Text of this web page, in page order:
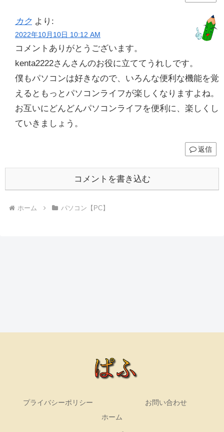
カク より:
2022年10月10日 10:12 AM
コメントありがとうございます。
kenta2222さんさんのお役に立ててうれしです。
僕もパソコンは好きなので、いろんな便利な機能を覚
えるともっとパソコンライフが楽しくなりますよね。
お互いにどんどんパソコンライフを便利に、楽しくし
ていきましょう。
返信
コメントを書き込む
ホーム パソコン【PC】
プライバシーポリシー
お問い合わせ
ホーム